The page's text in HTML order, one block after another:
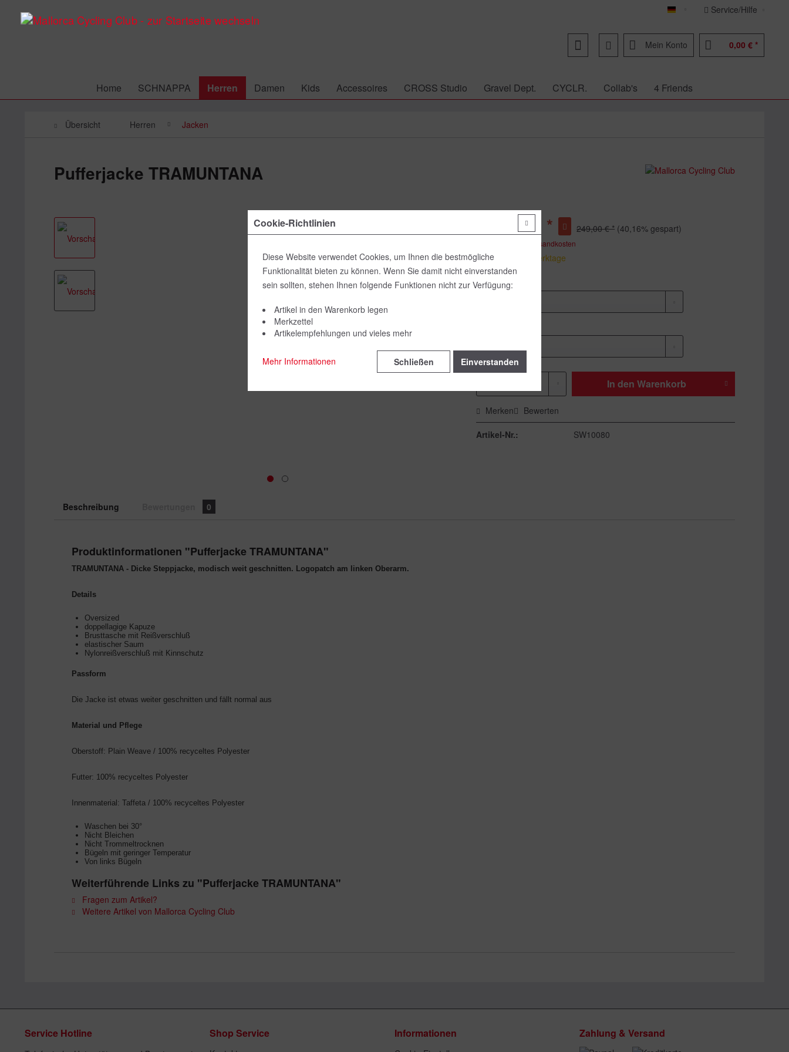
Deutsch Service/Hilfe
Mein Konto 0,00 € *
Home SCHNAPPA Herren Damen Kids Accessoires CROSS Studio Gravel Dept. CYCLR. Collab's 4 Friends
Übersicht Herren Jacken
Pufferjacke TRAMUNTANA
149,00 € * 249,00 € * (40,16% gespart)
zzgl. Versandkosten
Lieferzeit 6 Werktage
Farbe:
In den Warenkorb
Merken Bewerten
Artikel-Nr.: SW10080
Beschreibung 0
Produktinformationen "Pufferjacke TRAMUNTANA"
TRAMUNTANA - Dicke Steppjacke, modisch weit geschnitten. Logopatch am linken Oberarm.
Details
Oversized
doppellagige Kapuze
Brusttasche mit Reißverschluß
elastischer Saum
Nylonreißverschluß mit Kinnschutz
Passform
Die Jacke ist etwas weiter geschnitten und fällt normal aus
Material und Pflege
Oberstoff: Plain Weave / 100% recyceltes Polyester
Futter: 100% recyceltes Polyester
Innenmaterial: Taffeta / 100% recyceltes Polyester
Waschen bei 30°
Nicht Bleichen
Nicht Trommeltrocknen
Bügeln mit geringer Temperatur
Von links Bügeln
Weiterführende Links zu "Pufferjacke TRAMUNTANA"
Fragen zum Artikel?
Weitere Artikel von Mallorca Cycling Club
Service Hotline Shop Service Informationen Zahlung & Versand
Cookie-Richtlinien
Diese Website verwendet Cookies, um Ihnen die bestmögliche
Funktionalität bieten zu können. Wenn Sie damit nicht einverstanden
sein sollten, stehen Ihnen folgende Funktionen nicht zur Verfügung:
Artikel in den Warenkorb legen
Merkzettel
Artikelempfehlungen und vieles mehr
Mehr Informationen Einverstanden
Schließen